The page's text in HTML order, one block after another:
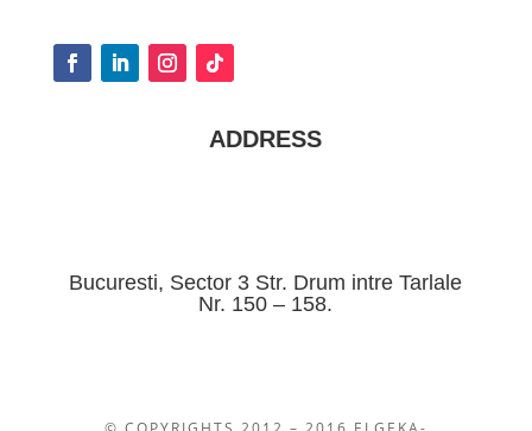
ADDRESS
Bucuresti, Sector 3 Str. Drum intre Tarlale
Nr. 150 – 158.